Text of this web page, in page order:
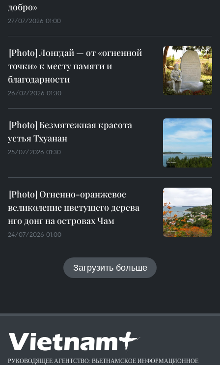
добро»
27/07/2026 01:00
Лонгдай — от «огненной
точки» к месту памяти и
благодарности
26/07/2026 01:30
Безмятежная красота
устья Тхуанан
25/07/2026 01:30
Огненно-оранжевое
великолепие цветущего дерева
нго донг на островах Чам
24/07/2026 01:00
Загрузить больше
РУКОВОДЯЩЕЕ АГЕНТСТВО: ВЬЕТНАМСКОЕ ИНФОРМАЦИОННОЕ